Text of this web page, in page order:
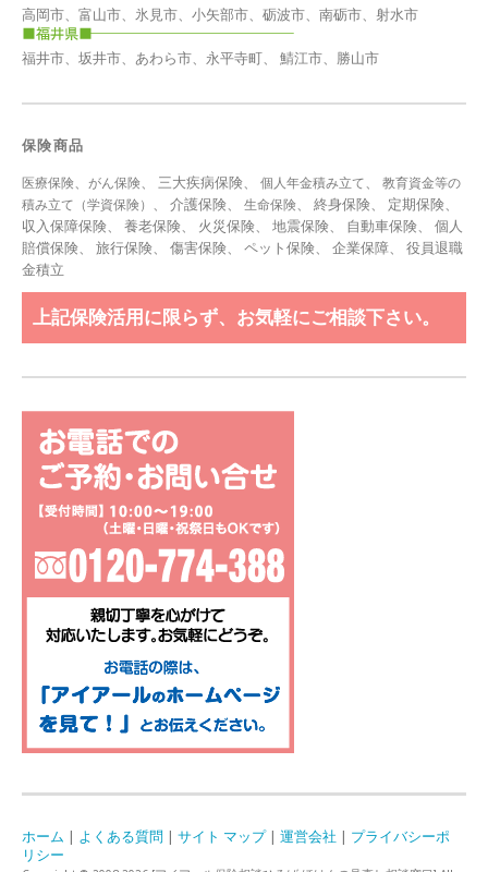
高岡市、富山市、氷見市、小矢部市、砺波市、南砺市、射水市
福井市、坂井市、あわら市、永平寺町、 鯖江市、勝山市
保険商品
医療保険 がん保険 、 三大疾病保険、 個人年金積み立て
教育資金等の
積み立て（学資保険）
、 介護保険、 生命保険 、 終身保険、 定期保険、
収入保障保険、 養老保険、 火災保険、 地震保険、 自動車保険、 個人
賠償保険、 旅行保険、 傷害保険、 ペット保険、 企業保障
役員退職
金積立
上記保険活用に限らず、お気軽にご相談下さい。
ホーム | よくある質問 | サイト マップ | 運営会社 | プライバシーポ
リシー